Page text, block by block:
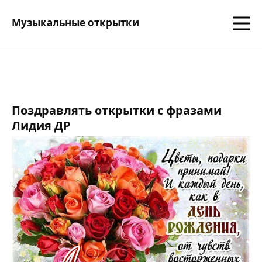
Музыкальные открытки
Поздравлять открытки с фразами
Лидия ДР